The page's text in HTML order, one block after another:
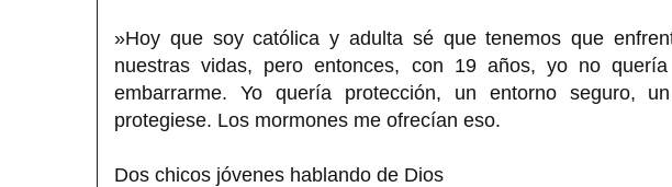
»Hoy que soy católica y adulta sé que tenemos que
nuestras vidas, pero entonces, con 19 años, yo no
embarrarme. Yo quería protección, un entorno seguro,
protegiese. Los mormones me ofrecían eso.
Dos chicos jóvenes hablando de Dios